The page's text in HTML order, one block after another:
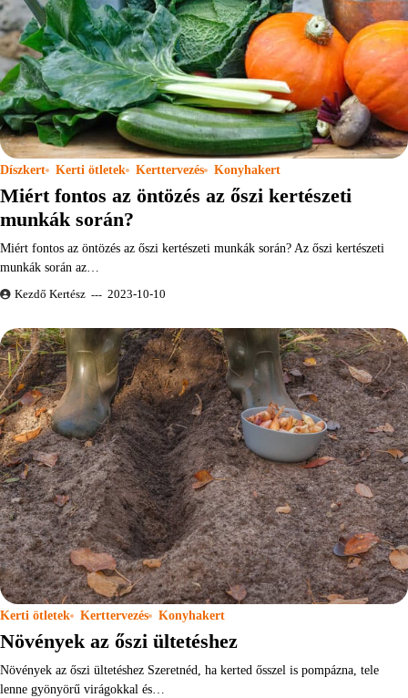
Díszkert Kerti ötletek Kerttervezés Konyhakert
Miért fontos az öntözés az őszi kertészeti
munkák során?
Miért fontos az öntözés az őszi kertészeti munkák során? Az őszi kertészeti
munkák során az…
Kezdő Kertész 2023-10-10
Kerti ötletek Kerttervezés Konyhakert
Növények az őszi ültetéshez
Növények az őszi ültetéshez Szeretnéd, ha kerted ősszel is pompázna, tele
lenne gyönyörű virágokkal és…